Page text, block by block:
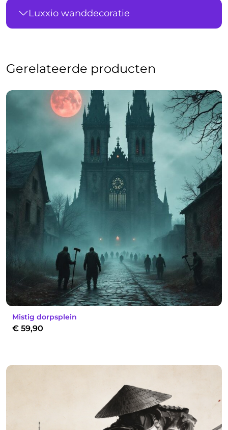
Luxxio wanddecoratie
Gerelateerde producten
Mistig dorpsplein
€ 59,90